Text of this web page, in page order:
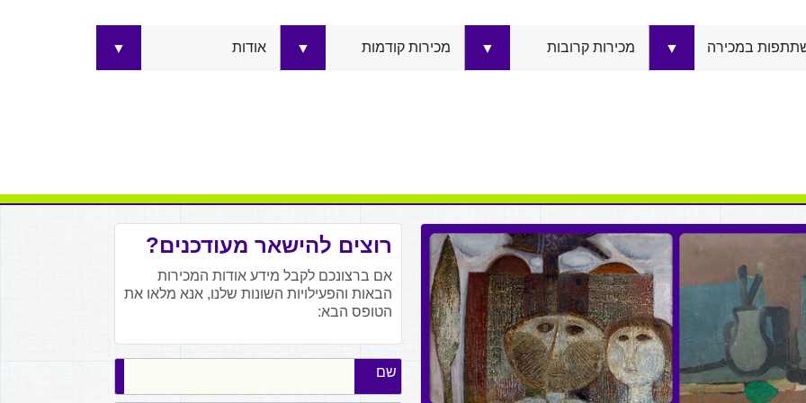
במכירה ▼ מכירות קרובות ▼ מכירות קודמות ▼ אודות ▼
רוצים להישאר מעודכנים?
אם ברצונכם לקבל מידע אודות המכירות
הבאות והפעילויות השונות שלנו, אנא מלאו את
הטופס הבא:
שם